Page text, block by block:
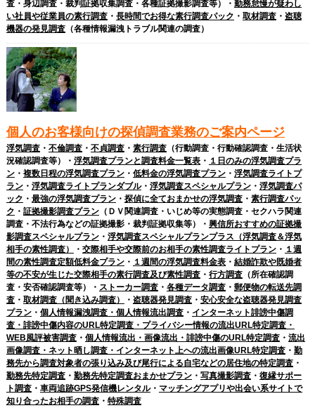
査・身辺調査・裁判証拠収集調査・各種証拠撮影調査等）・ 勤務怠慢が疑わし
い社員や従業員の素行調査・ 長時間でお得な素行調査パック ・ 取材調査・ 盗聴
機器の発見調査（各種情報漏洩トラブル関連の調査）
個人のお客様向けの探偵調査業務のご案内ページ
浮気調査・ 不倫調査・ 不貞調査・ 素行調査（行動調査・行動確認調査・生活状
況確認調査等）・ 浮気調査プランと調査料金一覧表・ １日のみの浮気調査プラ
ン・ 複数日程の浮気調査プラン・ 低料金の浮気調査プラン・ 浮気調査ライトプ
ラン・ 浮気調査ライトプランダブル・ 浮気調査スペシャルプラン・ 浮気調査パ
ック ・ 最強の浮気調査プラン・ 探偵に全ておまかせの浮気調査・ 素行調査パッ
ク ・ 証拠撮影調査プラン（ＤＶ関連調査・いじめ等の実態調査・セクハラ関連
調査・不法行為などの証拠撮影・裁判証拠収集等）・ 興信所おすすめの証拠撮
影調査スペシャルプラン・ 浮気調査スペシャルプランプラス（浮気調査＆浮気
相手の素性調査）
・ 交際相手や交際前のお相手の素性調査ライトプラン・ １週
間の素性調査定額低料金プラン・ １週間の浮気調査料金表・ 結婚詐欺や既婚者
等の不安が生じた交際相手の素行調査及び素性調査・ 行方調査（所在確認調
査・安否確認調査等）・ ストーカー調査・ 各種データ調査・ 郵便物の転送先調
査・ 取材調査（聞き込み調査） ・ 盗聴器発見調査・ 安心安全な盗聴器発見調査
プラン・ 個人情報漏洩調査・個人情報流出調査・ インターネット誹謗中傷調
査・誹謗中傷内容のURL特定調査・プライバシー情報の流出URL特定調査・
WEB風評被害調査・ 個人情報流出・画像流出・誹謗中傷のURL特定調査・ 流出
画像調査・ネット晒し調査・インターネット上への流出画像URL特定調査・ 勤
務先から調査対象者の張り込み及び尾行による自宅などの居住地の特定調査・
勤務先特定調査・ 勤務先特定調査おまかせプラン・ 写真撮影調査・ 復縁サポー
ト調査・ 車両追跡GPS発信機レンタル・ マッチングアプリや出会い系サイトで
知り合ったお相手の調査・ 特殊調査